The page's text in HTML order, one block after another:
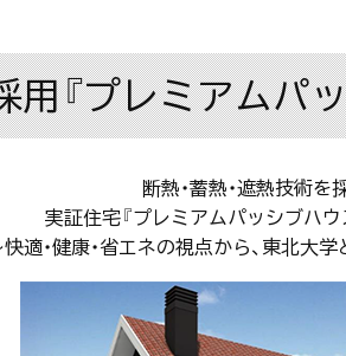
用『プレミアムパ
断熱・蓄熱・遮熱技術を
実証住宅『プレミアムパッシブハ
快適・健康・省エネの視点から、東北大